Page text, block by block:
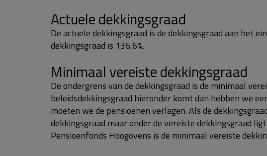
Actuele dekkingsgraad
De actuele dekkingsgraad is de dekkingsgraad aan het
dekkingsgraad is 136,6%.
Minimaal vereiste dekkingsgraad
De ondergrens van de dekkingsgraad is de minimaal
beleidsdekkingsgraad hieronder komt dan hebben we
moeten we de pensioenen verlagen. Als de
dekkingsgraad maar onder de vereiste dekkingsgraad
Pensioenfonds Hoogovens is de minimaal vereiste